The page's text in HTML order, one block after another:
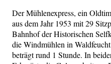
Der Mühlenexpress, ein
aus dem Jahr 1953 mit 29
Bahnhof der Historischen
die Windmühlen in
beträgt rund 1 Stunde. In